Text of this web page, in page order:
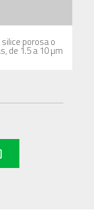
porosa o
de 1.5 a 10 µm